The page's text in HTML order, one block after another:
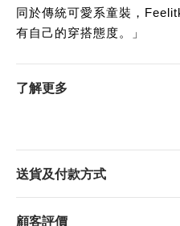
同於傳統可愛系童裝，
有自己的穿搭態度。」
了解更多
送貨及付款方式
顧客評價